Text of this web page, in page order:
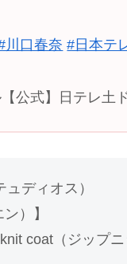
川口春奈 #日本テ
公式】日テレ土
ディオス）
）】
coat（ジップニ